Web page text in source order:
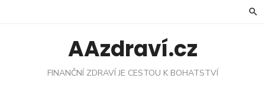
AAzdraví.cz
FINANČNÍ ZDRAVÍ JE CESTOU K BOHATSTVÍ